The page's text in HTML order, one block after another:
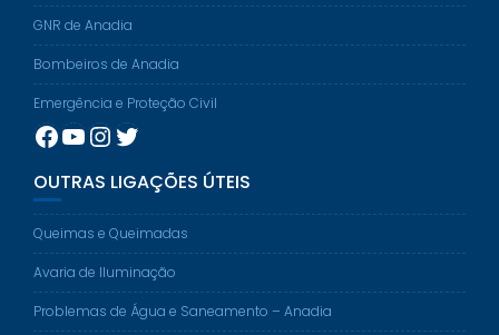
GNR de Anadia
Bombeiros de Anadia
Emergência e Proteção Civil
Facebook
YouTube
Instagram
Twitter
OUTRAS LIGAÇÕES ÚTEIS
Queimas e Queimadas
Avaria de Iluminação
Problemas de Água e Saneamento – Anadia